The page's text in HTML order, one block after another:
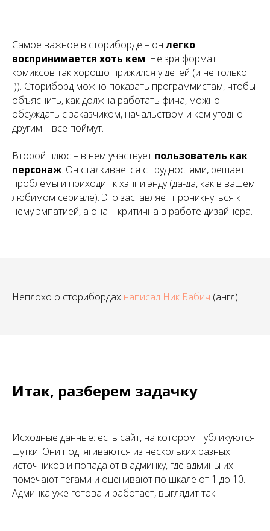
Самое важное в сториборде – он легко
воспринимается хоть кем. Не зря формат
комиксов так хорошо прижился у детей (и не только
:)). Сториборд можно показать программистам, чтобы
объяснить, как должна работать фича, можно
обсуждать с заказчиком, начальством и кем угодно
другим – все поймут.
Второй плюс – в нем участвует пользователь как
персонаж. Он сталкивается с трудностями, решает
проблемы и приходит к хэппи энду (да-да, как в вашем
любимом сериале). Это заставляет проникнуться к
нему эмпатией, а она – критична в работе дизайнера.
Неплохо о сторибордах написал Ник Бабич (англ).
Итак, разберем задачку
Исходные данные: есть сайт, на котором публикуются
шутки. Они подтягиваются из нескольких разных
источников и попадают в админку, где админы их
помечают тегами и оценивают по шкале от 1 до 10.
Админка уже готова и работает, выглядит так: